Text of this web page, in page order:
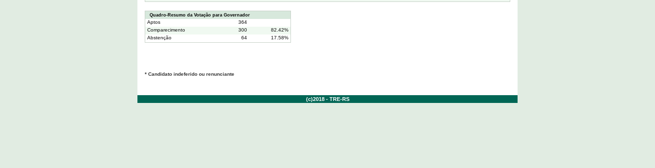
Quadro-Resumo da Votação para Governador
Aptos
364
Comparecimento
300
82.42%
Abstenção
64 17.58%
* Candidato indeferido ou renunciante
(c)2018 - TRE-RS